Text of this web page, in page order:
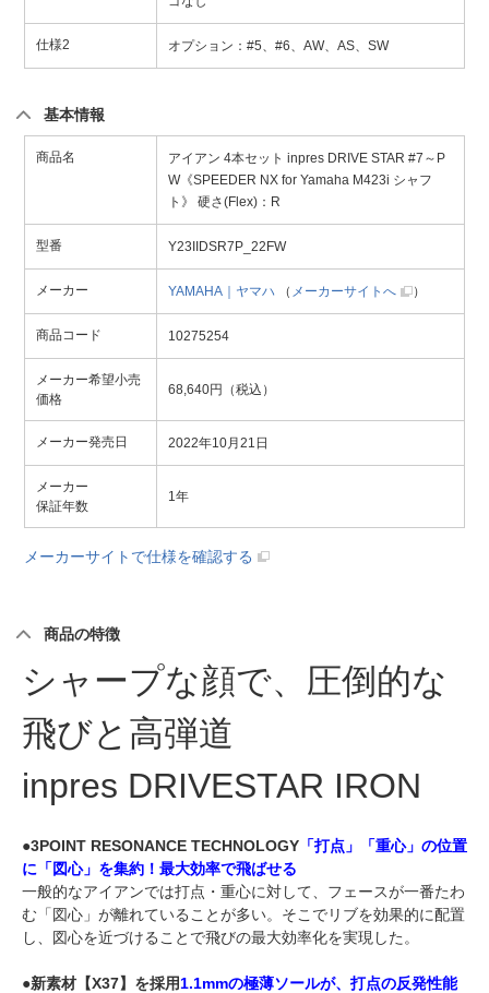
仕様2 オプション：#5、#6、AW、AS、SW
基本情報
商品名
アイアン 4本セット inpres DRIVE STAR #7～P
W《SPEEDER NX for Yamaha M423i シャフ
ト》 硬さ(Flex)：R
型番 Y23IIDSR7P_22FW
メーカー YAMAHA｜ヤマハ （ メーカーサイトへ ）
商品コード 10275254
メーカー希望小売
価格
68,640円（税込）
メーカー発売日 2022年10月21日
メーカー
保証年数
1年
メーカーサイトで仕様を確認する
商品の特徴
シャープな顔で、圧倒的な
飛びと高弾道
inpres DRIVESTAR IRON
●3POINT RESONANCE TECHNOLOGY 「打点」「重心」の位置
に「図心」を集約！最大効率で飛ばせる
一般的なアイアンでは打点・重心に対して、フェースが一番たわ
む「図心」が離れていることが多い。そこでリブを効果的に配置
し、図心を近づけることで飛びの最大効率化を実現した。
●新素材【X37】を採用1.1mmの極薄ソールが、打点の反発性能